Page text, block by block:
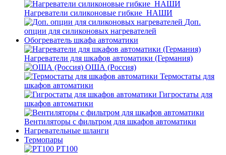
Нагреватели силиконовые гибкие_НАШИ
Доп.
опции для силиконовых нагревателей
Обогреватель шкафа автоматики
Нагреватели для шкафов автоматики (Германия)
ОША (Россия)
Термостаты для
шкафов автоматики
Гигростаты для
шкафов автоматики
Вентиляторы с фильтром для шкафов автоматики
Нагревательные шланги
Термопары
PT100